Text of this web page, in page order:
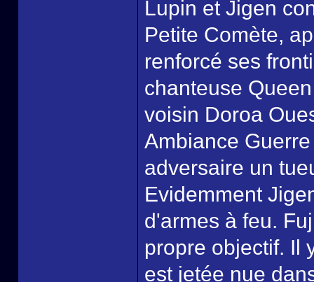
Lupin et Jigen
Petite Comète,
renforcé ses
chanteuse
voisin Doroa
Ambiance
adversaire un
Evidemment
d'armes à feu.
propre objectif. Il
est jetée nue